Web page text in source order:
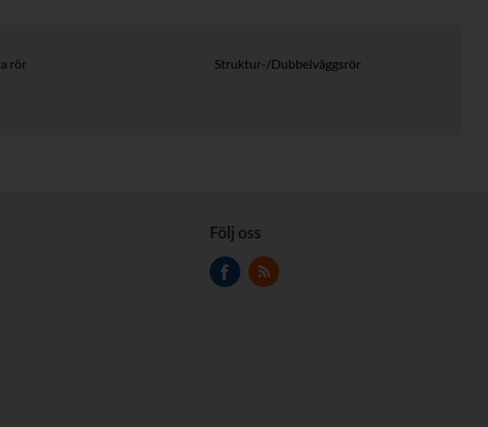
rör
Struktur-/Dubbelväggsrör
Följ oss